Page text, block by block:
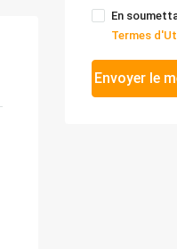
En
Termes
Envoyer le